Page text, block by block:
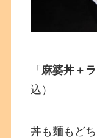
「 麻婆丼＋
込）
丼も麺もど